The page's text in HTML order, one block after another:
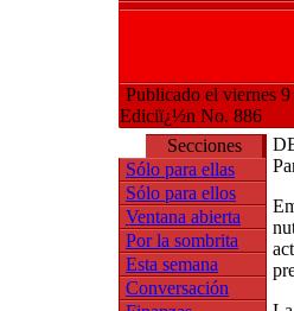
Publicado el viernes
Ediciï¿½n No. 886
Secciones
Sólo para ellas
Sólo para ellos
Ventana abierta
Por la sombrita
Esta semana
Conversación